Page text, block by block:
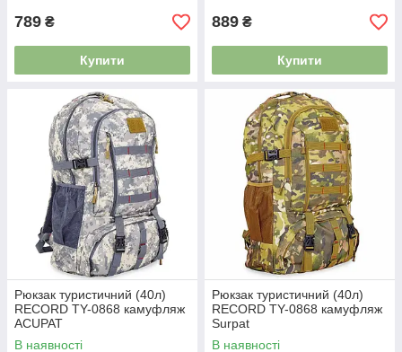
789 ₴
Купити
889 ₴
Купити
Рюкзак туристичний (40л)
RECORD TY-0868 камуфляж
ACUPAT
В наявності
Рюкзак туристичний (40л)
RECORD TY-0868 камуфляж
Surpat
В наявності